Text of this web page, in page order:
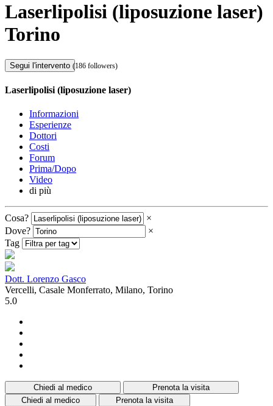
Laserlipolisi (liposuzione laser)
Torino
Segui l'intervento (186 followers)
Laserlipolisi (liposuzione laser)
Informazioni
Esperienze
Dottori
Costi
Forum
Prima/Dopo
Video
di più
Cosa?
×
Dove?
×
Tag
Dott. Lorenzo Gasco
Vercelli, Casale Monferrato, Milano, Torino
5.0
Chiedi al medico
Prenota la visita
Chiedi al medico
Prenota la visita